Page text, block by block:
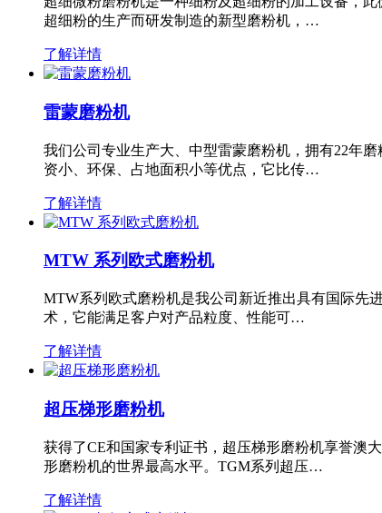
超细粉的生产而研发制造的新型磨粉机，…
了解详情
雷蒙磨粉机
我们公司专业生产大、中型雷蒙磨粉机，拥有22年
资小、环保、占地面积小等优点，它比传…
了解详情
MTW 系列欧式磨粉机
MTW系列欧式磨粉机是我公司新近推出具有国际先
术，它能满足客户对产品粒度、性能可…
了解详情
超压梯形磨粉机
获得了CE和国家专利证书，超压梯形磨粉机享誉澳
形磨粉机的世界最高水平。TGM系列超压…
了解详情